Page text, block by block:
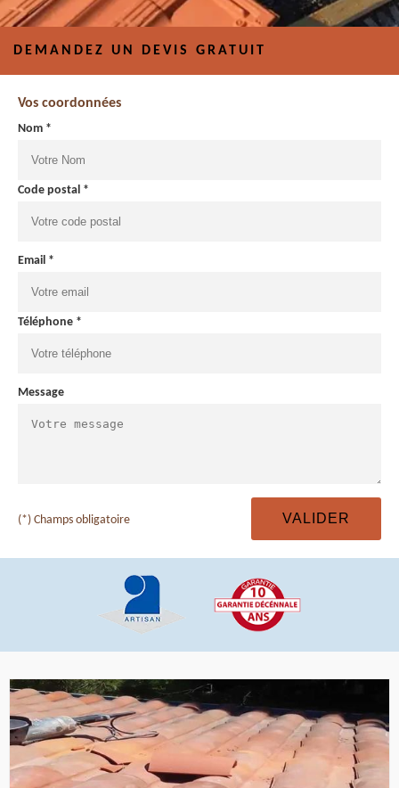
DEMANDEZ UN DEVIS GRATUIT
Vos coordonnées
Nom *
Code postal *
Email *
Téléphone *
Message
(*) Champs obligatoire